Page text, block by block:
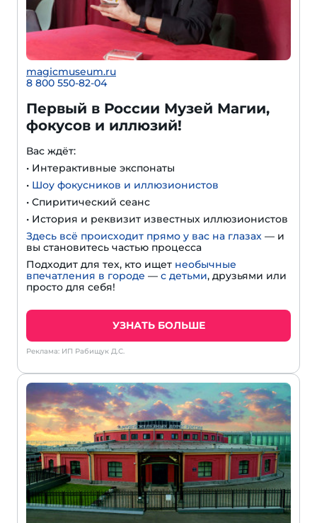
magicmuseum.ru
8 800 550-82-04
Первый в России Музей Магии,
фокусов и иллюзий!
Вас ждёт:
• Интерактивные экспонаты
• Шоу фокусников и иллюзионистов
• Спиритический сеанс
• История и реквизит известных иллюзионистов
Здесь всё происходит прямо у вас на глазах — и
вы становитесь частью процесса
Подходит для тех, кто ищет необычные
впечатления в городе — с детьми, друзьями или
просто для себя!
УЗНАТЬ БОЛЬШЕ
Реклама: ИП Рабищук Д.С.